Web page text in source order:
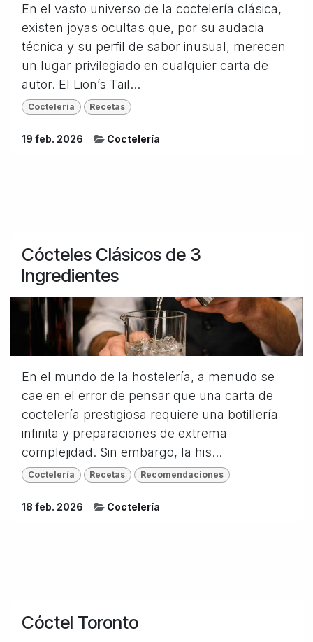
En el vasto universo de la coctelería clásica,
existen joyas ocultas que, por su audacia
técnica y su perfil de sabor inusual, merecen
un lugar privilegiado en cualquier carta de
autor. El Lion’s Tail...
Coctelería Recetas
19 feb. 2026 Coctelería
Cócteles Clásicos de 3
Ingredientes
En el mundo de la hostelería, a menudo se
cae en el error de pensar que una carta de
coctelería prestigiosa requiere una botillería
infinita y preparaciones de extrema
complejidad. Sin embargo, la his...
Coctelería Recetas Recomendaciones
18 feb. 2026 Coctelería
Cóctel Toronto